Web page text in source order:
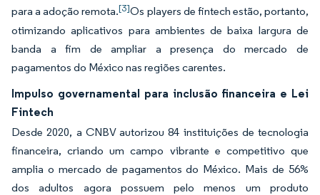
para a adoção remota.[3]Os players de fintech estão, portanto,
otimizando aplicativos para ambientes de baixa largura de
banda a fim de ampliar a presença do mercado de
pagamentos do México nas regiões carentes.
Impulso governamental para inclusão financeira e Lei
Fintech
Desde 2020, a CNBV autorizou 84 instituições de tecnologia
financeira, criando um campo vibrante e competitivo que
amplia o mercado de pagamentos do México. Mais de 56%
dos adultos agora possuem pelo menos um produto